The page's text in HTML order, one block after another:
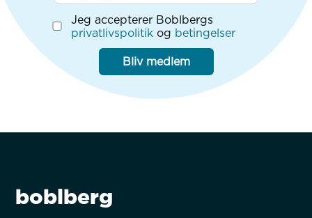
Jeg accepterer Boblbergs
privatlivspolitik og betingelser
Bliv medlem
boblberg